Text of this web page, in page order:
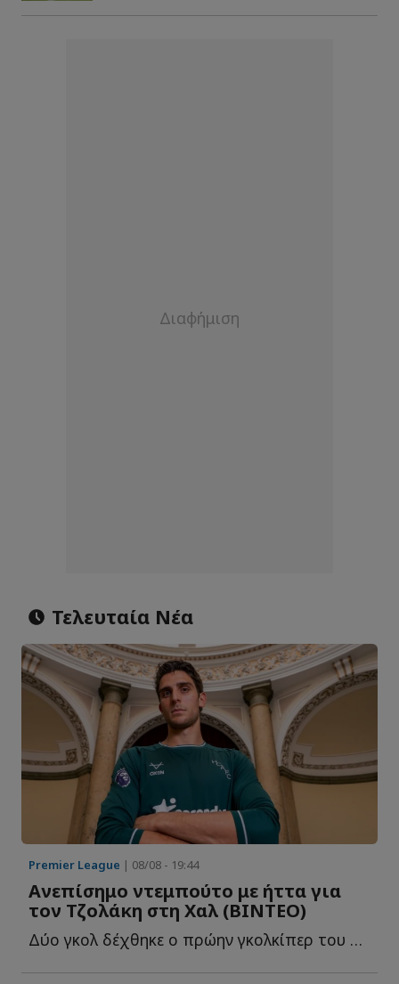
Τελευταία Νέα
Premier League | 08/08 - 19:44
Ανεπίσημο ντεμπούτο με ήττα για
τον Τζολάκη στη Χαλ (ΒΙΝΤΕΟ)
Δύο γκολ δέχθηκε ο πρώην γκολκίπερ του Ολυμπιακού στο 2-...